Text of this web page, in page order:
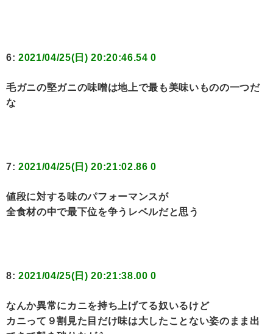
6: 2021/04/25(日) 20:20:46.54 0
毛ガニの堅ガニの味噌は地上で最も美味いものの一つだ
な
7: 2021/04/25(日) 20:21:02.86 0
値段に対する味のパフォーマンスが
全食材の中で最下位を争うレベルだと思う
8: 2021/04/25(日) 20:21:38.00 0
なんか異常にカニを持ち上げてる奴いるけど
カニって９割見た目だけ味は大したことない姿のまま出